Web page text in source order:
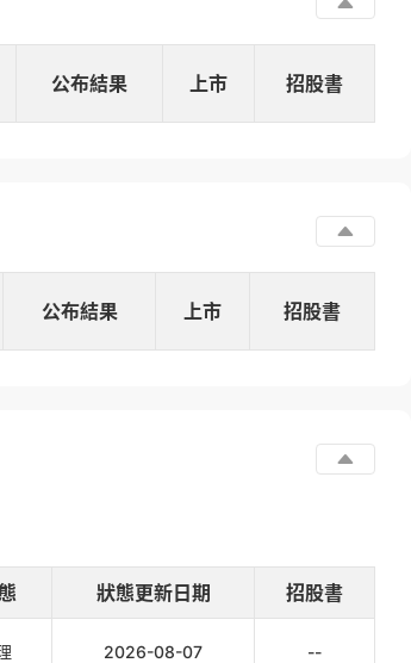
公布結果 上市 招股書
公布結果 上市 招股書
狀態更新日期 招股書
2026-08-07 --